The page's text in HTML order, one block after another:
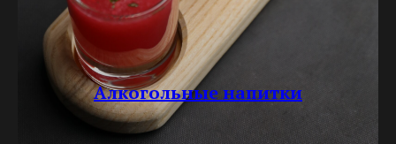
Алкогольные напитки